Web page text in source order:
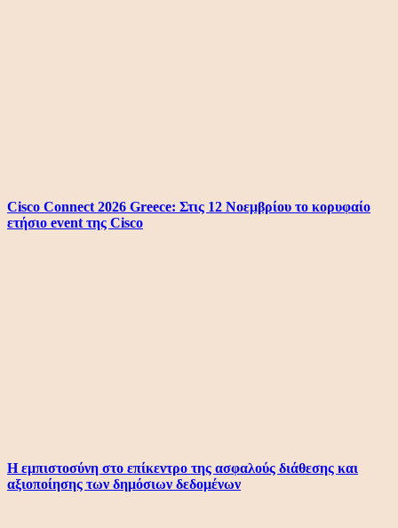
Cisco Connect 2026 Greece: Στις 12 Νοεμβρίου το κορυφαίο
ετήσιο event της Cisco
Η εμπιστοσύνη στο επίκεντρο της ασφαλούς διάθεσης και
αξιοποίησης των δημόσιων δεδομένων